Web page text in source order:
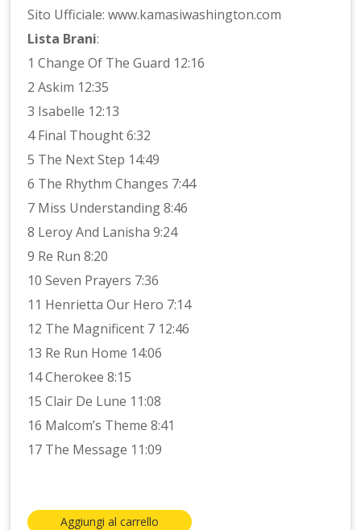
Sito Ufficiale: www.kamasiwashington.com
Lista Brani:
1 Change Of The Guard 12:16
2 Askim 12:35
3 Isabelle 12:13
4 Final Thought 6:32
5 The Next Step 14:49
6 The Rhythm Changes 7:44
7 Miss Understanding 8:46
8 Leroy And Lanisha 9:24
9 Re Run 8:20
10 Seven Prayers 7:36
11 Henrietta Our Hero 7:14
12 The Magnificent 7 12:46
13 Re Run Home 14:06
14 Cherokee 8:15
15 Clair De Lune 11:08
16 Malcom’s Theme 8:41
17 The Message 11:09
Aggiungi al carrello